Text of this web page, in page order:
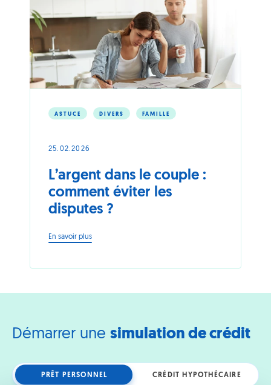
ce
L’argent dans le couple :
comment éviter les
disputes ?
25.02.2026
ASTUCE DIVERS FAMILLE
En savoir plus-
:
les
disputes
Démarrer une simulation de crédit
PRÊT PERSONNEL CRÉDIT HYPOTHÉCAIRE